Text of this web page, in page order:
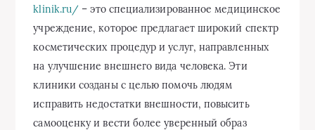
klinik.ru/ – это специализированное медицинское
учреждение, которое предлагает широкий спектр
косметических процедур и услуг, направленных
на улучшение внешнего вида человека. Эти
клиники созданы с целью помочь людям
исправить недостатки внешности, повысить
самооценку и вести более уверенный образ